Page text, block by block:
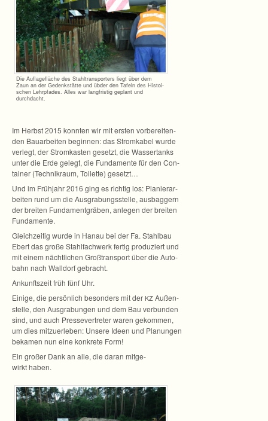
Die Auf­la­ge­flä­che des Stahl­trans­por­ters liegt über dem
Zaun an der Gedenk­stätte und übder den Tafeln des His­toi­
schen Lehr­pfa­des. Alles war lang­fris­tig geplant und
durchdacht.
Im Herbst 2015 konn­ten wir mit ers­ten vor­be­rei­ten­
den Bau­ar­bei­ten begin­nen: das Strom­ka­bel wurde
ver­legt, der Strom­kas­ten gesetzt, die Was­ser­tanks
unter die Erde gelegt, die Fun­da­mente für den Con­
tai­ner (Tech­nik­raum, Toi­lette) gesetzt…
Und im Früh­jahr 2016 ging es rich­tig los: Pla­nier­ar­
bei­ten rund um die Aus­gra­bungs­stelle, aus­bag­gern
der brei­ten Fun­da­ment­grä­ben, anle­gen der brei­ten
Fundamente.
Gleich­zei­tig wurde in Hanau bei der Fa. Stahl­bau
Ebert das große Stahl­fach­werk fer­tig pro­du­ziert und
mit einem nächt­li­chen Groß­trans­port über die Auto­
bahn nach Wall­dorf gebracht.
Ankunfts­zeit früh fünf Uhr.
Einige, die per­sön­lich beson­ders mit der KZ Außen­
stelle, den Aus­gra­bun­gen und dem Bau ver­bun­den
sind, und auch Pres­se­ver­tre­ter waren gekom­men,
um dies mit­zu­er­le­ben: Unsere Ideen und Pla­nun­gen
beka­men nun eine kon­krete Form!
Ein gro­ßer Dank an alle, die daran mit­ge­
wirkt haben.